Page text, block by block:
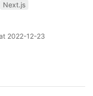
Next.js
2022-12-23